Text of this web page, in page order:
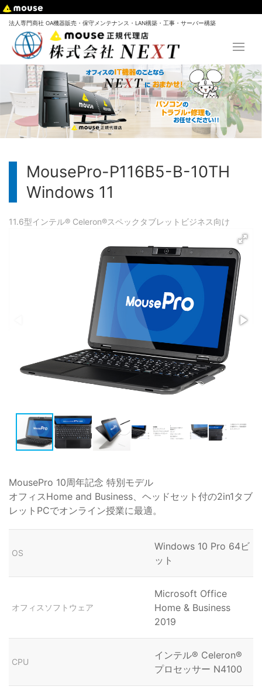
法人専門商社 OA機器販売・保守メンテナンス・LAN構築・工事・サーバー構築
MousePro-P116B5-B-10TH
Windows 11
11.6型インテル® Celeron®スペック タブレット ビジネス向け
MousePro 10周年記念 特別モデル
オフィスHome and Business、ヘッドセット付の2in1タブ
レットPCでオンライン授業に最適。
OS
Windows 10 Pro 64ビ
ット
オフィスソフトウェア
Microsoft Office
Home & Business
2019
CPU
インテル® Celeron®
プロセッサー N4100